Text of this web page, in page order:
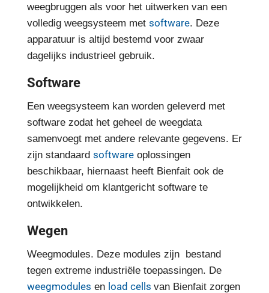
weegbruggen als voor het uitwerken van een
volledig weegsysteem met software. Deze
apparatuur is altijd bestemd voor zwaar
dagelijks industrieel gebruik.
Software
Een weegsysteem kan worden geleverd met
software zodat het geheel de weegdata
samenvoegt met andere relevante gegevens. Er
zijn standaard softwareoplossingen
beschikbaar, hiernaast heeft Bienfait ook de
mogelijkheid om klantgericht software te
ontwikkelen.
Wegen
Weegmodules. Deze modules zijn bestand
tegen extreme industriële toepassingen. De
weegmodules en load cells van Bienfait zorgen